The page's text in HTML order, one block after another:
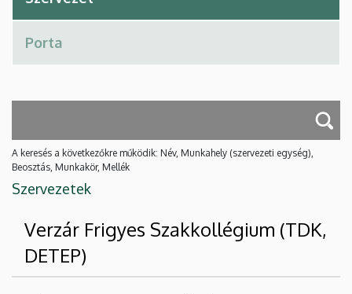
A keresés a következőkre működik: Név, Munkahely (szervezeti egység),
Beosztás, Munkakör, Mellék
Szervezetek
Verzár Frigyes Szakkollégium (TDK,
DETEP)